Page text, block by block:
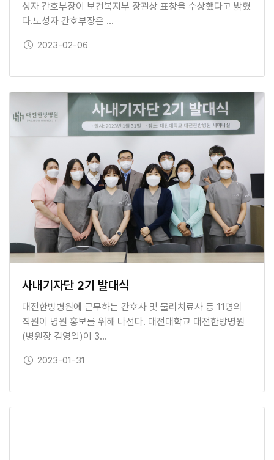
성자 간호부장이 보건복지부 장관상 표창을 수상했다고 밝혔
다.노성자 간호부장은 …
보도일2023-02-06
사내기자단 2기 발대식
대전한방병원에 근무하는 간호사 및 물리치료사 등 11명의
직원이 병원 홍보를 위해 나선다. 대전대학교 대전한방병원
(병원장 김영일)이 3…
보도일2023-01-31